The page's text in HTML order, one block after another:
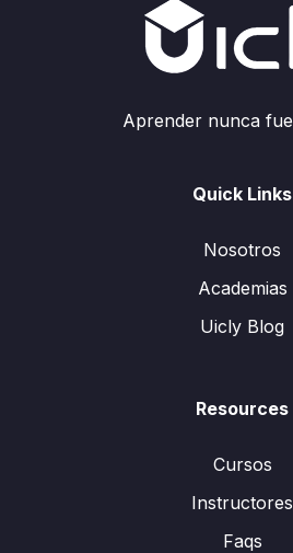
Aprender nunca
Quick Links
Nosotros
Academias
Uicly Blog
Resources
Cursos
Instructores
Faqs